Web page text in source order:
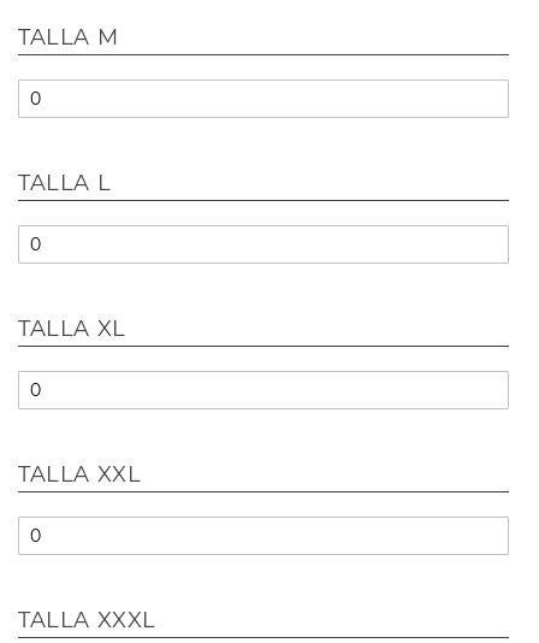
TALLA M
TALLA L
TALLA XL
TALLA XXL
TALLA XXXL